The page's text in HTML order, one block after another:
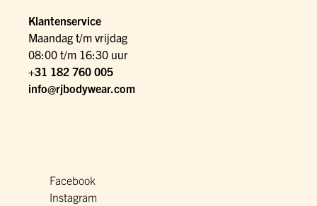
Klantenservice
Maandag t/m vrijdag
08:00 t/m 16:30 uur
+31 182 760 005
info@rjbodywear.com
Facebook
Instagram